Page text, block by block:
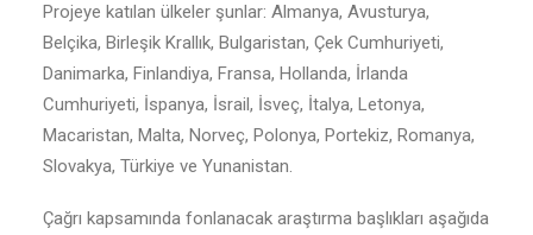
Projeye katılan ülkeler şunlar: Almanya, Avusturya,
Belçika, Birleşik Krallık, Bulgaristan, Çek Cumhuriyeti,
Danimarka, Finlandiya, Fransa, Hollanda, İrlanda
Cumhuriyeti, İspanya, İsrail, İsveç, İtalya, Letonya,
Macaristan, Malta, Norveç, Polonya, Portekiz, Romanya,
Slovakya, Türkiye ve Yunanistan.
Çağrı kapsamında fonlanacak araştırma başlıkları aşağıda